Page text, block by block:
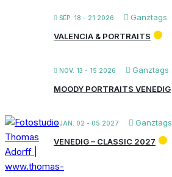
SEP. 18 - 21 2026
Ganztags
VALENCIA & PORTRAITS
NOV. 13 - 15 2026 Ganztags
MOODY PORTRAITS VENEDIG
JAN. 02 - 05 2027
Ganztags
VENEDIG – CLASSIC 2027